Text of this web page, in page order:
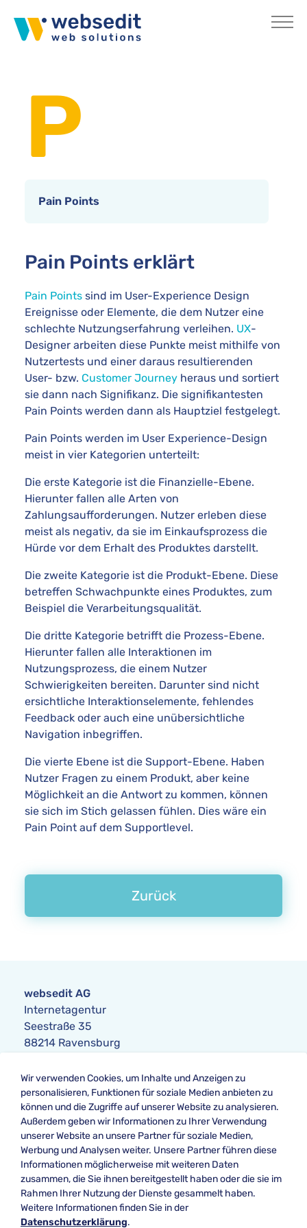
Home Internetlexikon
P
Pain Points
Pain Points erklärt
Pain Points sind im User-Experience Design
Ereignisse oder Elemente, die dem Nutzer eine
schlechte Nutzungserfahrung verleihen. UX-
Designer arbeiten diese Punkte meist mithilfe von
Nutzertests und einer daraus resultierenden
User- bzw. Customer Journey heraus und sortiert
sie dann nach Signifikanz. Die signifikantesten
Pain Points werden dann als Hauptziel festgelegt.
Pain Points werden im User Experience-Design
meist in vier Kategorien unterteilt:
Die erste Kategorie ist die Finanzielle-Ebene.
Hierunter fallen alle Arten von
Zahlungsaufforderungen. Nutzer erleben diese
meist als negativ, da sie im Einkaufsprozess die
Hürde vor dem Erhalt des Produktes darstellt.
Die zweite Kategorie ist die Produkt-Ebene. Diese
betreffen Schwachpunkte eines Produktes, zum
Beispiel die Verarbeitungsqualität.
Die dritte Kategorie betrifft die Prozess-Ebene.
Hierunter fallen alle Interaktionen im
Nutzungsprozess, die einem Nutzer
Schwierigkeiten bereiten. Darunter sind nicht
ersichtliche Interaktionselemente, fehlendes
Feedback oder auch eine unübersichtliche
Navigation inbegriffen.
Die vierte Ebene ist die Support-Ebene. Haben
Nutzer Fragen zu einem Produkt, aber keine
Möglichkeit an die Antwort zu kommen, können
sie sich im Stich gelassen fühlen. Dies wäre ein
Pain Point auf dem Supportlevel.
Zurück
websedit AG
Internetagentur
Seestraße 35
88214 Ravensburg
Telefon:+49 751 354104-0
Telefax: +49 751 354104-42
E-Mail:anfrage@websedit.de
Unsere Bewertung bei
★★★★★ Google
Wir verwenden Cookies, um Inhalte und Anzeigen zu
personalisieren, Funktionen für soziale Medien anbieten zu
können und die Zugriffe auf unserer Website zu analysieren.
Außerdem geben wir Informationen zu Ihrer Verwendung
unserer Website an unsere Partner für soziale Medien,
Werbung und Analysen weiter. Unsere Partner führen diese
Informationen möglicherweise mit weiteren Daten
zusammen, die Sie ihnen bereitgestellt haben oder die sie im
Rahmen Ihrer Nutzung der Dienste gesammelt haben.
Weitere Informationen finden Sie in der
Datenschutzerklärung.